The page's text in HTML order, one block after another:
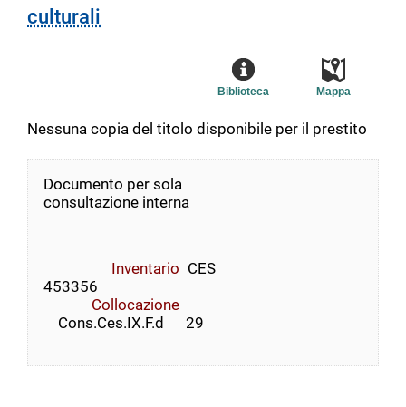
culturali
Mappa
Biblioteca
Nessuna copia del titolo disponibile per il prestito
Documento per sola
consultazione interna
Inventario CES
453356
Collocazione
    Cons.Ces.IX.F.d      29